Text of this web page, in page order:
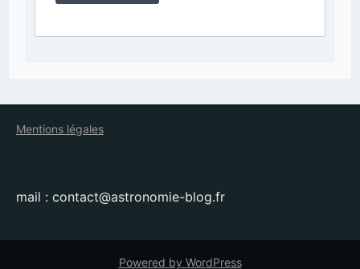
Mentions légales
mail : contact@astronomie-blog.fr
Powered by WordPress